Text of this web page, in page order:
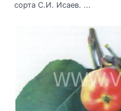
сорта С.И. Исаев. ...